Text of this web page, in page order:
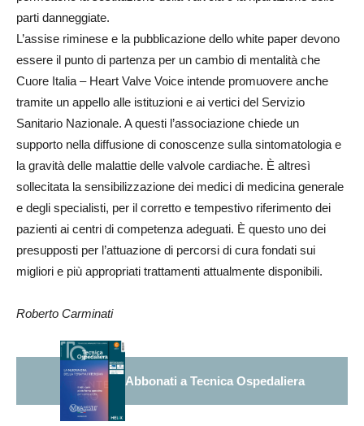
parti danneggiate.
L’assise riminese e la pubblicazione dello white paper devono
essere il punto di partenza per un cambio di mentalità che
Cuore Italia – Heart Valve Voice intende promuovere anche
tramite un appello alle istituzioni e ai vertici del Servizio
Sanitario Nazionale. A questi l’associazione chiede un
supporto nella diffusione di conoscenze sulla sintomatologia e
la gravità delle malattie delle valvole cardiache. È altresì
sollecitata la sensibilizzazione dei medici di medicina generale
e degli specialisti, per il corretto e tempestivo riferimento dei
pazienti ai centri di competenza adeguati. È questo uno dei
presupposti per l’attuazione di percorsi di cura fondati sui
migliori e più appropriati trattamenti attualmente disponibili.
Roberto Carminati
Abbonati a Tecnica Ospedaliera